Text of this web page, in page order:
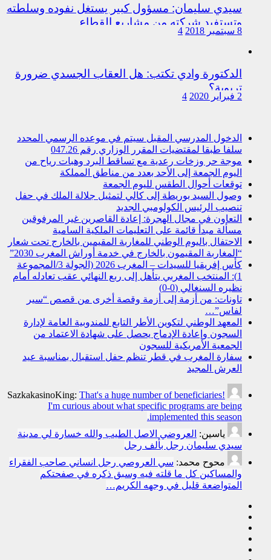
سيدي سليمان: مسؤول كبير يستغل نفوده وسلطته
وتستفيد شركته من مشاريع القطاع
8 سبتمبر 2018 4
الدكتورة وادي تكتب: هل العقاب الجسدي ضرورة
تربوية؟
2 فبراير 2020 4
الدخول المدرسي المقبل سیتم في موعده الرسمي المحدد
سلفا طبقا لمقتضیات المقرر الوزاري رقم 047.26
موجة حر وزخات رعدية مع تساقط البرد وهبات رياح من
اليوم الجمعة إلى الأحد بعدد من مناطق المملكة
توقعات أحوال الطقس لليوم الجمعة
وصول السيد بوريطة إلى كالي لتمثيل جلالة الملك في حفل
تنصيب الرئيس الكولومبي الجديد
التعاون في مجال الهجرة: إعادة القاصرين غير المرفوقين
مسألة مبدأ قائمة على التعليمات الملكية السامية
الاحتفال باليوم الوطني للمغاربة المقيمين بالخارج تحت شعار
“المغاربة المقيمون بالخارج في خدمة أوراش المغرب 2030”
كأس إفريقيا للسيدات – المغرب 2026 (الجولة 3/المجموعة
1): المنتخب المغربي يتأهل إلى ربع النهائي عقب تعادله أمام
نظيره السنغالي (0-0)
تاونات: من أزمة إلى أزمة وقصة أخرى من قصص “سير
لفاس”…
المعهد الوطني لتكوين الأطر التابع للمندوبية العامة لإدارة
السجون وإعادة الإدماج يحصل على شهادة الاعتماد من
الجمعية الأمريكية للسجون
سفارة المغرب في قطر تنظم حفل استقبال بمناسبة عيد
العرش المجيد
SazkakasinoKing: That's a huge number of beneficiaries!
I'm curious about what specific programs are being
implemented this season.
ياسين: العروضي الاصل الطيب والله خسارة لي مدينة
سيدي سليمان رجل بألف رجل
محوح محمد: سي العروصي رجل انساني صاحب الفقراء
والمساكين كل ما قلته فيه وسبق ذكره في صفحتكم
المتواضعة قليل في وجهه الكريم…